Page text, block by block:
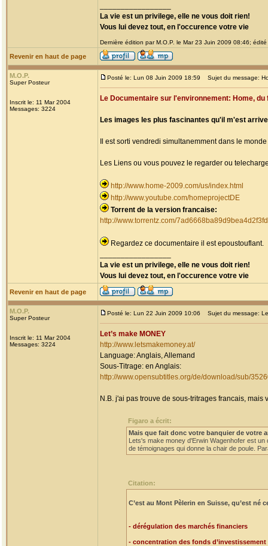
La vie est un privilege, elle ne vous doit rien!
Vous lui devez tout, en l'occurence votre vie
Dernière édition par M.O.P. le Mar 23 Juin 2009 08:46;
Revenir en haut de page
M.O.P.
Super Posteur
Inscrit le: 11 Mar 2004
Messages: 3224
Posté le: Lun 08 Juin 2009 18:59 Sujet du message:
Le Documentaire sur l'environnement: Home,
Les images les plus fascinantes qu'il m'est
Il est sorti vendredi simultanemment dans le
Les Liens ou vous pouvez le regarder ou
http://www.home-2009.com/us/index.html
http://www.youtube.com/homeprojectDE
Torrent de la version francaise:
http://www.torrentz.com/
Regardez ce documentaire il est epoustouflant.
La vie est un privilege, elle ne vous doit rien!
Vous lui devez tout, en l'occurence votre vie
Revenir en haut de page
M.O.P.
Super Posteur
Inscrit le: 11 Mar 2004
Messages: 3224
Posté le: Lun 22 Juin 2009 10:06 Sujet du message:
Let’s make MONEY
http://www.letsmakemoney.at/
Language: Anglais, Allemand
Sous-Titrage: en Anglais:
http://www.opensubtitles.org/de/download/sub/
N.B. j'ai pas trouve de sous-tritrages francais,
Figaro a écrit:
Mais que fait donc votre banquier de votre
Lets's make money d'Erwin Wagenhofer est
de témoignages qui donne la chair de poule.
Citation:
C’est au Mont Pèlerin en Suisse, qu’est
- dérégulation des marchés financiers
- concentration des fonds d’investissement